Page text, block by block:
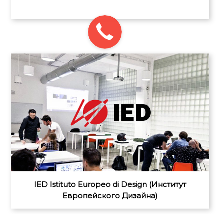
IED Istituto Europeo di Design (Институт
Европейского Дизайна)